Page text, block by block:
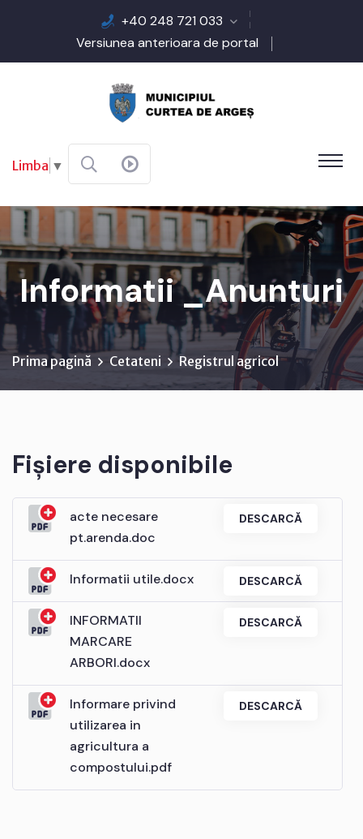
+40 248 721 033
Versiunea anterioara de portal
Limba ▼
Informatii _Anunturi
Prima pagină Cetateni Registrul agricol
Fișiere disponibile
acte necesare
pt.arenda.doc
DESCARCĂ
Informatii utile.docx DESCARCĂ
INFORMATII
MARCARE
ARBORI.docx
DESCARCĂ
Informare privind
utilizarea in
agricultura a
compostului.pdf
DESCARCĂ